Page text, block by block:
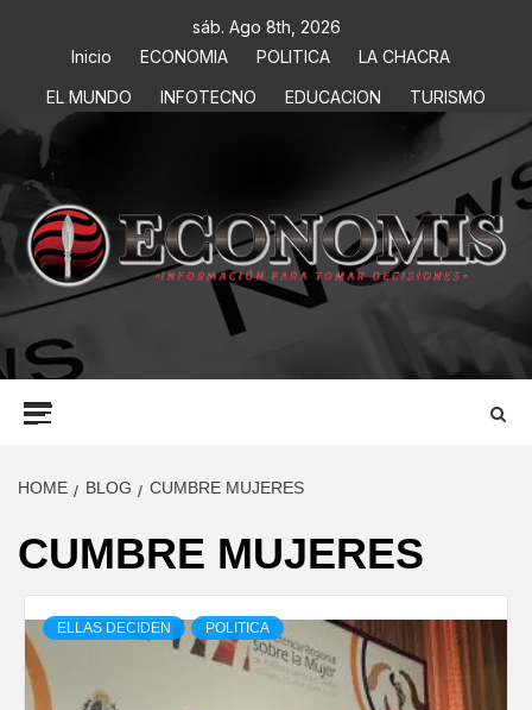
sáb. Ago 8th, 2026
Inicio
ECONOMIA POLITICA
LA CHACRA
EL MUNDO
INFOTECNO EDUCACION TURISMO
ECONOMIS
INFORMACIÓN PARA TOMAR DECISIONES
HOME BLOG CUMBRE MUJERES
CUMBRE MUJERES
ELLAS DECIDEN POLITICA